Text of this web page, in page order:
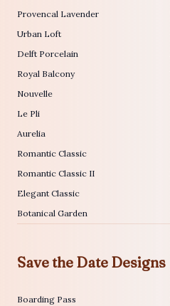
Provencal Lavender
Urban Loft
Delft Porcelain
Royal Balcony
Nouvelle
Le Pli
Aurelia
Romantic Classic
Romantic Classic II
Elegant Classic
Botanical Garden
Save the Date Designs
Boarding Pass